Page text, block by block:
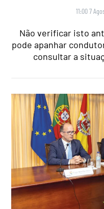
11:00 7
Não verificar isto
pode apanhar
consultar a